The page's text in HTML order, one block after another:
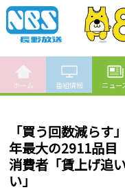
ホーム 番組情報 ニュー
「買う回数減ら
年最大の2911品
消費者「賃上げ追
い」